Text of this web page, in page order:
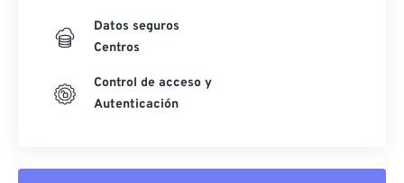
Datos seguros
Centros
Control de acceso y
Autenticación